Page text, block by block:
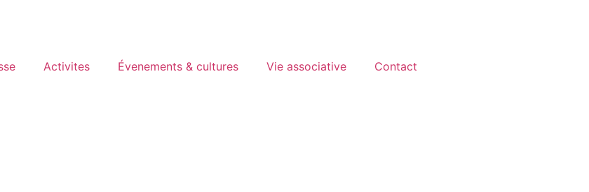
Activites Évenements & cultures Vie associative Contact